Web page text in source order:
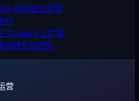
年起独立运营
们
Cloudzy 上扩展
向研究与团队
营